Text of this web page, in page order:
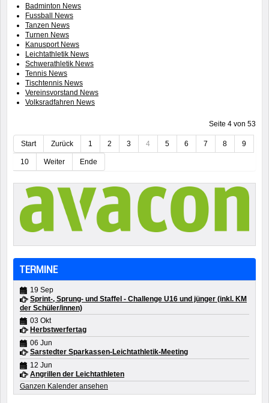
Badminton News
Fussball News
Tanzen News
Turnen News
Kanusport News
Leichtathletik News
Schwerathletik News
Tennis News
Tischtennis News
Vereinsvorstand News
Volksradfahren News
Seite 4 von 53
Start Zurück 1 2 3 4 5 6 7 8 9
10 Weiter Ende
TERMINE
19 Sep
Sprint-, Sprung- und Staffel - Challenge U16 und jünger (inkl. KM
der Schüler/innen)
03 Okt
Herbstwerfertag
06 Jun
Sarstedter Sparkassen-Leichtathletik-Meeting
12 Jun
Angrillen der Leichtathleten
Ganzen Kalender ansehen